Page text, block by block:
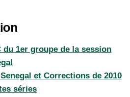
du 1er groupe de la session
et Corrections de 2010
séries